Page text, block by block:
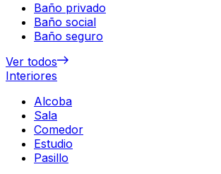
Baño privado
Baño social
Baño seguro
Ver todos
Interiores
Alcoba
Sala
Comedor
Estudio
Pasillo